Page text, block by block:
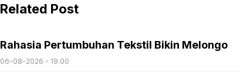
Related Post
Rahasia Pertumbuhan Tekstil Bikin Melongo
06-08-2026 - 19.00